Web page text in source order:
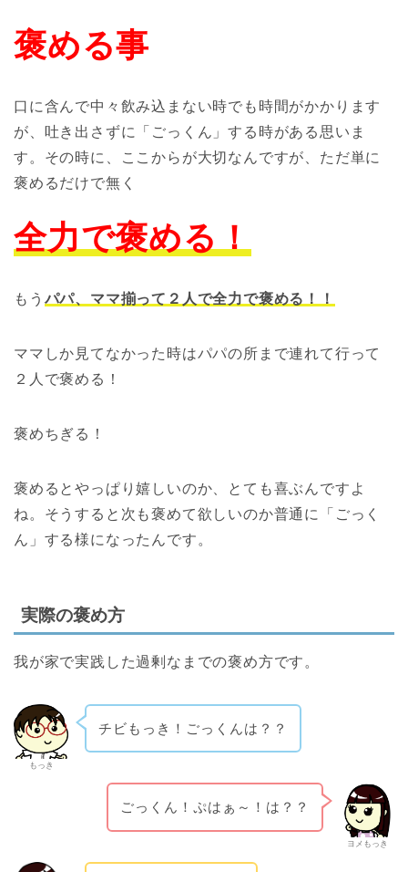
褒める事
口に含んで中々飲み込まない時でも時間がかかります
が、吐き出さずに「ごっくん」する時がある思いま
す。その時に、ここからが大切なんですが、ただ単に
褒めるだけで無く
全力で褒める！
もう パパ、ママ揃って２人で全力で褒める！！
ママしか見てなかった時はパパの所まで連れて行って
２人で褒める！
褒めちぎる！
褒めるとやっぱり嬉しいのか、とても喜ぶんですよ
ね。そうすると次も褒めて欲しいのか普通に「ごっく
ん」する様になったんです。
実際の褒め方
我が家で実践した過剰なまでの褒め方です。
もっき
チビもっき！ごっくんは？？
ヨメもっき
ごっくん！ぷはぁ～！は？？